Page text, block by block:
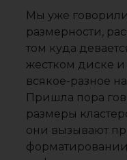
Мы уже
размерности,
том куда
жестком диске и
всякое-разное на
Пришла пора
размеры
они вызывают
форматировании